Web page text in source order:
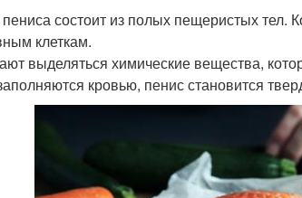
состоит из полых пещеристых тел.
клеткам.
выделяться химические вещества,
кровью, пенис становится